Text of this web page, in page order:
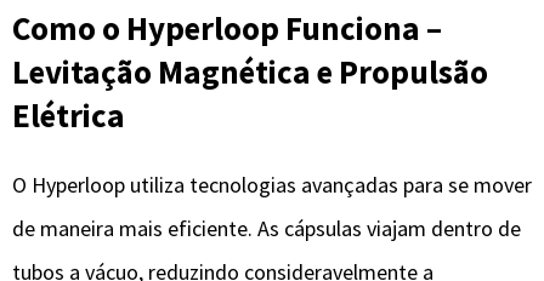
Como o Hyperloop Funciona –
Levitação Magnética e Propulsão
Elétrica
O Hyperloop utiliza tecnologias avançadas para se mover
de maneira mais eficiente. As cápsulas viajam dentro de
tubos a vácuo, reduzindo consideravelmente a